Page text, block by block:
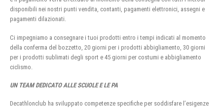
disponibili nei nostri punti vendita, contanti, pagamenti elettronici, assegni e
pagamenti dilazionati.
Ci impegniamo a consegnare i tuoi prodotti entro i tempi indicati al momento
della conferma del bozzetto, 20 giorni per i prodotti abbigliamento, 30 giorni
per i prodotti sublimati degli sport e 45 giorni per costumi e abbigliamento
ciclismo.
UN TEAM DEDICATO ALLE SCUOLE E LE PA
Decathlonclub ha sviluppato competenze specifiche per soddisfare l’esigenze